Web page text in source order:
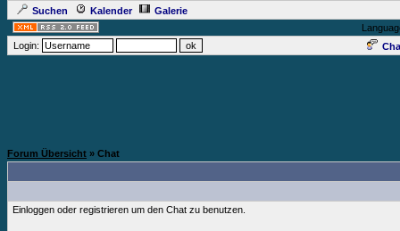
Suchen Kalender
Galerie
Login:
Forum Übersicht » Chat
Einloggen oder registrieren um den Chat zu benutzen.